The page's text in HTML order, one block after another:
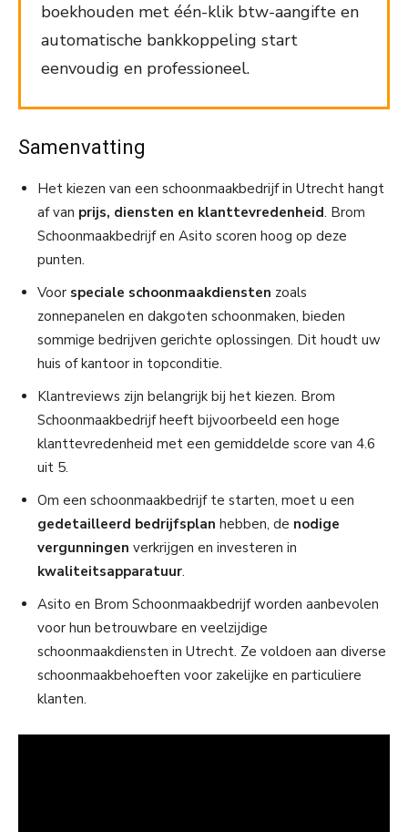
boekhouden met één-klik btw-aangifte en
automatische bankkoppeling start
eenvoudig en professioneel.
Samenvatting
Het kiezen van een schoonmaakbedrijf in Utrecht hangt
af van prijs, diensten en klanttevredenheid. Brom
Schoonmaakbedrijf en Asito scoren hoog op deze
punten.
Voor speciale schoonmaakdiensten zoals
zonnepanelen en dakgoten schoonmaken, bieden
sommige bedrijven gerichte oplossingen. Dit houdt uw
huis of kantoor in topconditie.
Klantreviews zijn belangrijk bij het kiezen. Brom
Schoonmaakbedrijf heeft bijvoorbeeld een hoge
klanttevredenheid met een gemiddelde score van 4.6
uit 5.
Om een schoonmaakbedrijf te starten, moet u een
gedetailleerd bedrijfsplan hebben, de nodige
vergunningen verkrijgen en investeren in
kwaliteitsapparatuur.
Asito en Brom Schoonmaakbedrijf worden aanbevolen
voor hun betrouwbare en veelzijdige
schoonmaakdiensten in Utrecht. Ze voldoen aan diverse
schoonmaakbehoeften voor zakelijke en particuliere
klanten.